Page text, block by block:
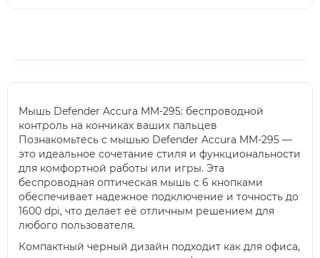
Мышь Defender Accura MM-295: беспроводной
контроль на кончиках ваших пальцев
Познакомьтесь с мышью Defender Accura MM-295 —
это идеальное сочетание стиля и функциональности
для комфортной работы или игры. Эта
беспроводная оптическая мышь с 6 кнопками
обеспечивает надежное подключение и точность до
1600 dpi, что делает её отличным решением для
любого пользователя.
Компактный черный дизайн подходит как для офиса,